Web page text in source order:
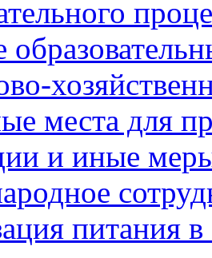
места для
и иные
питания